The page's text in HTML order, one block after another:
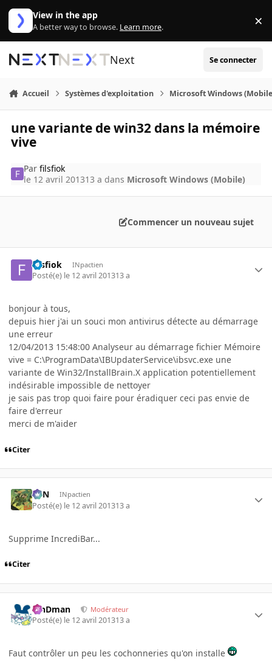
Aller au contenu
View in the app
A better way to browse. Learn more. ×
Next Se connecter
Accueil Systèmes d'exploitation Microsoft Windows
une variante de win32 dans la mémoire
vive
Parfilsfiok
le 12 avril 201313 a dans Microsoft Windows (Mobile)
Commencer un nouveau sujet
filsfiok INpactien
Posté(e) le 12 avril 201313 a
bonjour à tous,
depuis hier j'ai un souci mon antivirus détecte au démarrage
une erreur
12/04/2013 15:48:00 Analyseur au démarrage fichier Mémoire
vive = C:\ProgramData\IBUpdaterService\ibsvc.exe une
variante de Win32/InstallBrain.X application potentiellement
indésirable impossible de nettoyer
je sais pas trop quoi faire pour éradiquer ceci pas envie de
faire d'erreur
merci de m'aider
Citer
RFN INpactien
Posté(e) le 12 avril 201313 a
Supprime IncrediBar...
Citer
RinDman Modérateur
Posté(e) le 12 avril 201313 a
Faut contrôler un peu les cochonneries qu'on installe